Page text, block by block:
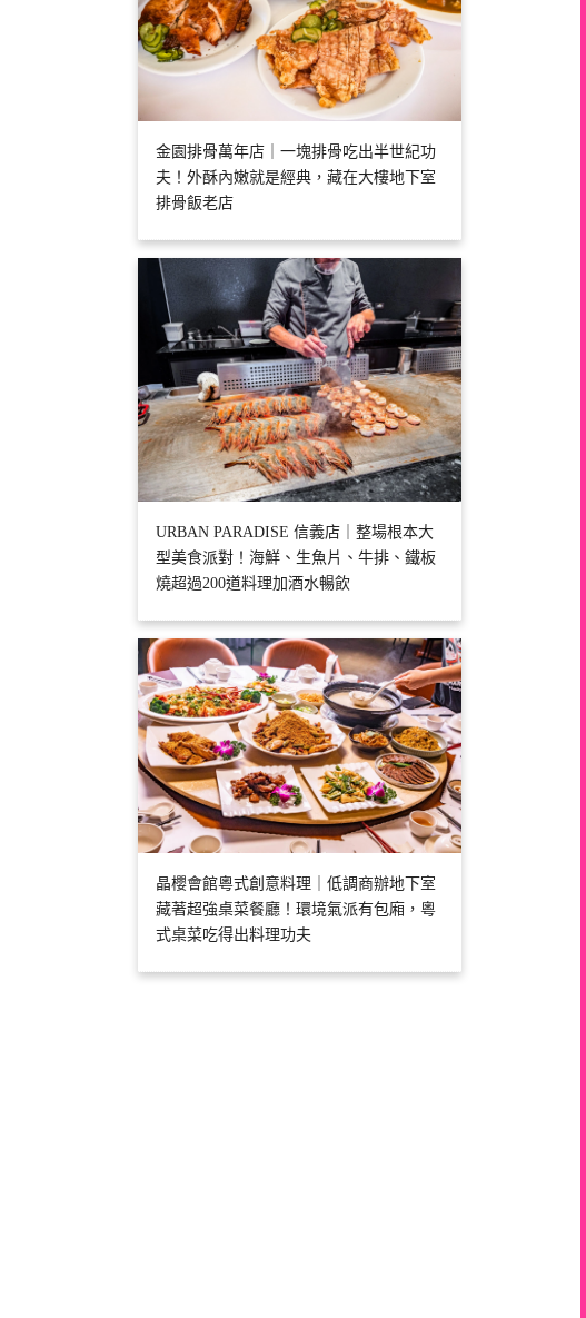
金園排骨萬年店｜一塊排骨吃出半世紀功
夫！外酥內嫩就是經典，藏在大樓地下室
排骨飯老店
URBAN PARADISE 信義店｜整場根本大
型美食派對！海鮮、生魚片、牛排、鐵板
燒超過200道料理加酒水暢飲
晶櫻會館粵式創意料理｜低調商辦地下室
藏著超強桌菜餐廳！環境氣派有包廂，粵
式桌菜吃得出料理功夫